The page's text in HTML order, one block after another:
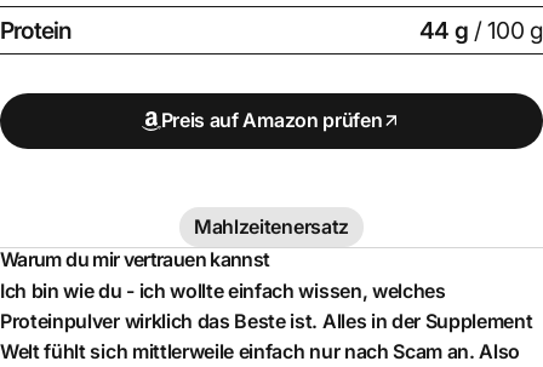
Protein
44 g / 100 g
Preis auf Amazon prüfen
Mahlzeitenersatz
Warum du mir vertrauen kannst
Ich bin wie du - ich wollte einfach wissen, welches
Proteinpulver wirklich das Beste ist. Alles in der Supplement
Welt fühlt sich mittlerweile einfach nur nach Scam an. Also